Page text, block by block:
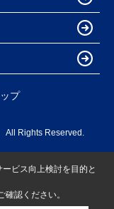
プ
Rights Reserved.
ビス向上検討を目的と
確認ください。